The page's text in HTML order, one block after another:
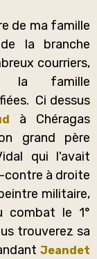
de ma famille
la branche
courriers,
la famille
Ci dessus
à Chéragas
grand père
qui l'avait
contre à droite
militaire,
combat le 1°
trouverez sa
Jeandet